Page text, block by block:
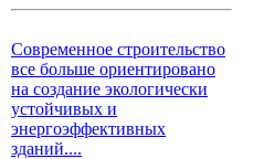
Современное строительство
все больше ориентировано
на создание экологически
устойчивых и
энергоэффективных
зданий....